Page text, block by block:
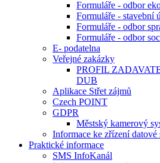
Formuláře - odbor
Formuláře - stavební
Formuláře - odbor
Formuláře - odbor
E- podatelna
Veřejné zakázky
PROFIL
DUB
Aplikace Střet zájmů
Czech POINT
GDPR
Městský kamerový
Informace ke zřízení datové
Praktické informace
SMS InfoKanál